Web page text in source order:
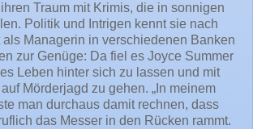
Traum mit Krimis, die in sonnigen
Politik und Intrigen kennt sie nach
Managerin in verschiedenen Banken
zur Genüge: Da fiel es Joyce Summer
Leben hinter sich zu lassen und mit
Mörderjagd zu gehen. „In meinem
man durchaus damit rechnen, dass
das Messer in den Rücken rammt.